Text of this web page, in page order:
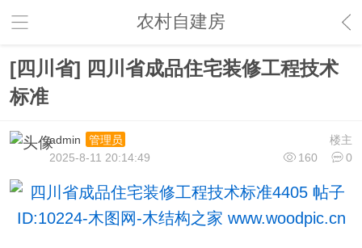
农村自建房
[四川省] 四川省成品住宅装修工程技术
标准
楼主
admin
管理员
160
0
2025-8-11 20:14:49